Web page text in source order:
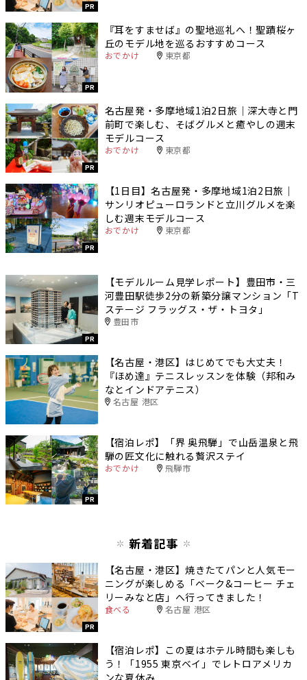
PR
PR
『耳をすませば』の聖地巡礼へ！聖蹟桜ヶ
丘のモデル地を巡るおすすめコース
おでかけ 東京都
PR
名古屋発・多摩地域1泊2日旅｜深大寺と門
前町で楽しむ、そばグルメと癒やしの週末
モデルコース
おでかけ 東京都
PR
【1日目】名古屋発・多摩地域1泊2日旅｜
サンリオピューロランドと立川グルメを楽
しむ週末モデルコース
おでかけ 東京都
PR
【モデルルーム見学レポート】豊田市・三
河豊田駅徒歩2分の新築分譲マンション「T
ステージ フラッグス・ザ・トヨタ」
豊田市
【名古屋・港区】はじめてでも大丈夫！
『ほめ達』テニスレッスンを体験（邦和み
なとインドアテニス）
名古屋 港区
PR
【宿泊レポ】「界 奥飛騨」で山岳温泉と飛
騨の匠文化に触れる贅沢ステイ
おでかけ 飛騨市
新着記事
PR
【名古屋・港区】焼きたてパンと人気モー
ニングが楽しめる「ベーク&コーヒー チェ
リーみなと店」へ行ってきました！
食べる 名古屋 港区
【宿泊レポ】この夏はホテル時間も楽しも
う！「1955 東京ベイ」でレトロアメリカ
ンな夏休み